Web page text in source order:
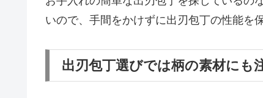
いので、手間をかけずに出刃包丁の性能を
出刃包丁選びでは柄の素材にも